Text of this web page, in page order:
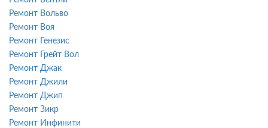
Ремонт Вольво
Ремонт Воя
Ремонт Генезис
Ремонт Грейт Вол
Ремонт Джак
Ремонт Джили
Ремонт Джип
Ремонт Зикр
Ремонт Инфинити